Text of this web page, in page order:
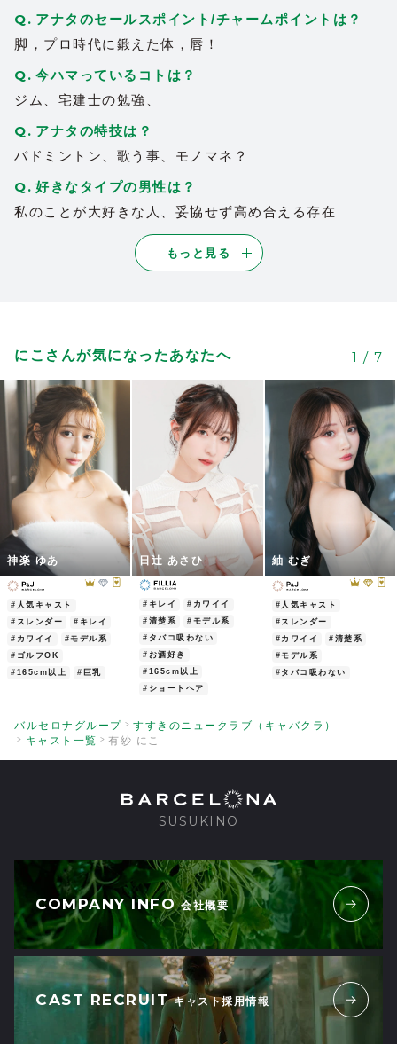
2025/05/08| ID:c8iAAEdXx0
あまりにも可愛いすぎて
病院に行きた
くなった
12
| ID:o10Fv6iILN
動画のエホエホがめちゃ可愛くて
東京から会いに行きました！
外見、内面共に可愛くて
優しい人間性に魅力的な女の子
にこちゃんに会うために東京から行く価値
がある女の子
また、会いに行きます！！！
2026/06/02 | ID:r2UOAKE0Ea
唯一無二。紡ぐ言葉が好き。もちろん一緒
すぐで決めた目標にもすげぇ真剣。
楽しいことも苦いことも人生の養分にし
て、自分も他人も輝かせようとひたむきに
進んでる。その生き様に反射して自分も高
め続けようと思える。戦える
充電させてくれる他にはいない人
4
2026/06/02 | ID:pinU6ZEx0S
職場の後輩から教えてもらい、推しになり
ました笑
応援しています！
先日静岡から念願の生にこちゃんに会い
に！SNSでは伝わらない良さが沢山溢れて
またすぐにでも会いに行きたい！
| ID:0THUl8IaAp
動画みて推しになりました
2026/05/29| ID:bLPbDPZhnV
会えました
想像以上に綺麗だし、なによ
り話しやすい
向上心もあって凄く人間
的に素晴らしい子だと思った
4
2026/03/19| ID:66u1oNc0mm
会いたいね
4
今日の配信みてわかりました
アナタのセールスポイント/チャームポイントは？
脚，プロ時代に鍛えた体，唇！
今ハマっているコトは？
ジム、宅建士の勉強、
アナタの特技は？
バドミントン、歌う事、モノマネ？
好きなタイプの男性は？
私のことが大好きな人、妥協せず高め合える存在
もっと見る
にこさんが気になったあなたへ 1 / 7
神楽 ゆあ
#人気キャスト
#スレンダー
#キレイ
#カワイイ
#モデル系
#ゴルフOK
#165cm以上
#巨乳
日辻 あさひ
#キレイ
#カワイイ
#清楚系
#モデル系
#タバコ吸わない
#お酒好き
#165cm以上
#ショートヘア
紬 むぎ
#人気キャスト
#スレンダー
#カワイイ
#清楚系
#モデル系
#タバコ吸わない
バルセロナグループ
すすきのニュークラブ（キャバクラ）
キャスト一覧
有紗 にこ
SUSUKINO
COMPANY INFO 会社概要
CAST RECRUIT キャスト採用情報